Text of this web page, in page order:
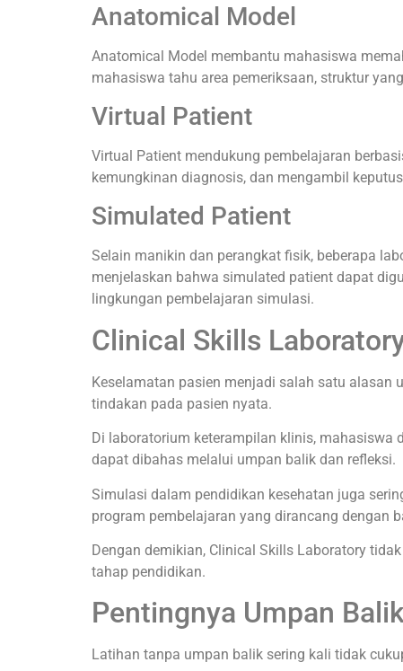
Anatomical Model
Anatomical Model membantu mahasiswa
mahasiswa tahu area pemeriksaan, struktur
Virtual Patient
Virtual Patient mendukung pembelajaran
kemungkinan diagnosis, dan mengambil
Simulated Patient
Selain manikin dan perangkat fisik, beberapa
menjelaskan bahwa simulated patient dapat
lingkungan pembelajaran simulasi.
Clinical Skills
Keselamatan pasien menjadi salah satu alasan
tindakan pada pasien nyata.
Di laboratorium keterampilan klinis, mahasiswa
dapat dibahas melalui umpan balik dan refleksi.
Simulasi dalam pendidikan kesehatan juga
program pembelajaran yang dirancang dengan
Dengan demikian, Clinical Skills Laboratory
tahap pendidikan.
Pentingnya Umpan
Latihan tanpa umpan balik sering kali tidak